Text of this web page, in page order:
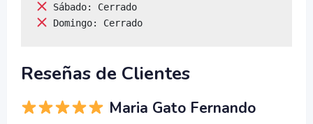
Domingo: Cerrado
Reseñas de Clientes
Maria Gato Fernando